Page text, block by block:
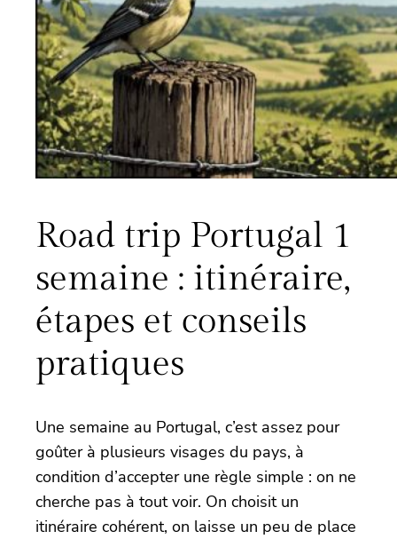
Road trip Portugal 1
semaine : itinéraire,
étapes et conseils
pratiques
Une semaine au Portugal, c’est assez pour
goûter à plusieurs visages du pays, à
condition d’accepter une règle simple : on ne
cherche pas à tout voir. On choisit un
itinéraire cohérent, on laisse un peu de place